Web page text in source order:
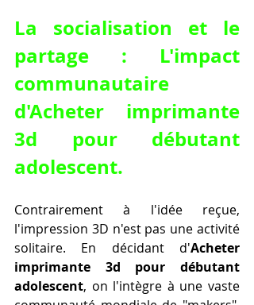
La socialisation et le
partage : L'impact
communautaire
d'Acheter imprimante
3d pour débutant
adolescent.
Contrairement à l'idée reçue,
l'impression 3D n'est pas une activité
solitaire. En décidant d'Acheter
imprimante 3d pour débutant
adolescent, on l'intègre à une vaste